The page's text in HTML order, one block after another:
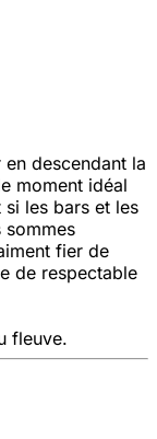
descendant la
moment idéal
les bars et les
sommes
fier de
de respectable
fleuve.